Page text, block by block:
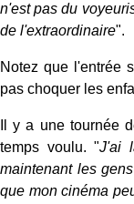
n'est pas du
de l'extraordinaire".
Notez que l'entrée
pas choquer les
Il y a une tournée
temps voulu. "J'ai
maintenant les
que mon cinéma